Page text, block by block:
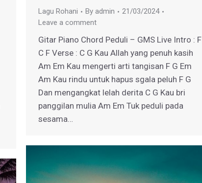
Lagu Rohani By admin
21/03/2024
Leave a comment
Gitar Piano Chord Peduli – GMS Live Intro : F
C F Verse : C G Kau Allah yang penuh kasih
Am Em Kau mengerti arti tangisan F G Em
Am Kau rindu untuk hapus sgala peluh F G
Dan mengangkat lelah derita C G Kau bri
panggilan mulia Am Em Tuk peduli pada
sesama…